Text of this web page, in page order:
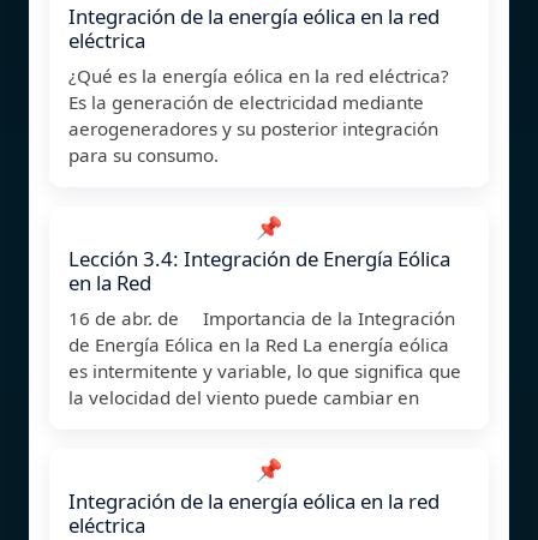
Integración de la energía eólica en la red
eléctrica
¿Qué es la energía eólica en la red eléctrica?
Es la generación de electricidad mediante
aerogeneradores y su posterior integración
para su consumo.
📌
Lección 3.4: Integración de Energía Eólica
en la Red
16 de abr. de Importancia de la Integración
de Energía Eólica en la Red La energía eólica
es intermitente y variable, lo que significa que
la velocidad del viento puede cambiar en
📌
Integración de la energía eólica en la red
eléctrica